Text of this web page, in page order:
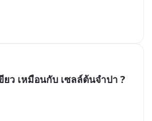
ยว เหมือนกับ เซลล์ต้นจำปา ?